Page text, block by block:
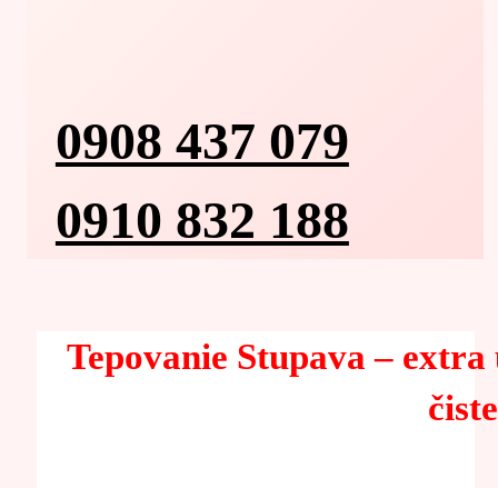
0908 437 079
0910 832 188
Tepovanie Stupava –